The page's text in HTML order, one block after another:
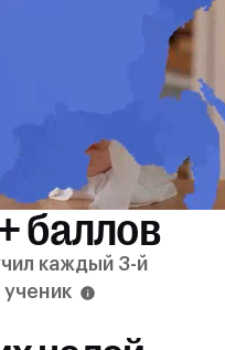
баллов
каждый 3-й
ученик